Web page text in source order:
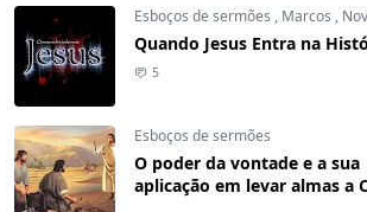
Esboços de sermões , Marcos ,
Quando Jesus Entra na
5
Esboços de sermões
O poder da vontade e a sua
aplicação em levar almas a